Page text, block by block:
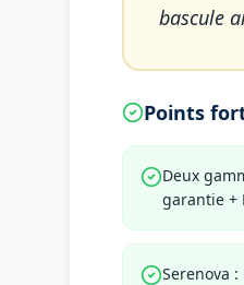
bascule
Points
Deux
garantie +
Serenova